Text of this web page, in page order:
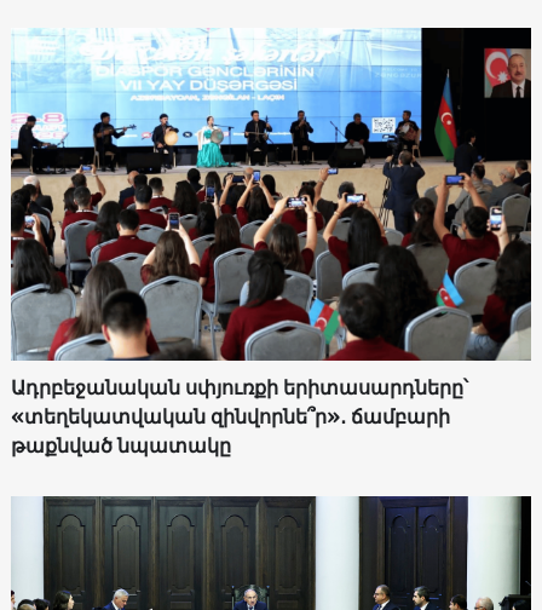
Ադրբեջանական սփյուռքի երիտասարդները՝
«տեղեկատվական զինվորնե՞ր»․ ճամբարի
թաքնված նպատակը